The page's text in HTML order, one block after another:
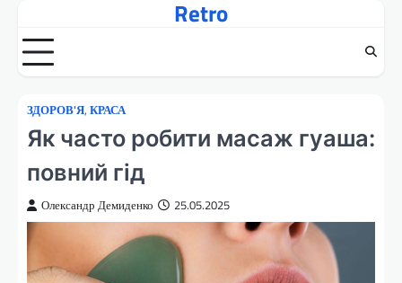
вмісту
Retro
ЗДОРОВ'Я, КРАСА
Як часто робити масаж гуаша:
повний гід
Олександр Демиденко 25.05.2025